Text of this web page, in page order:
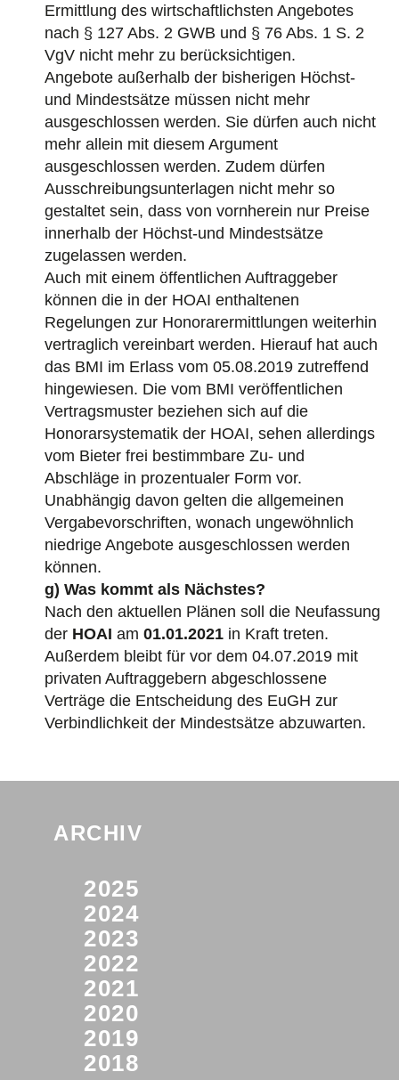
Ermittlung des wirtschaftlichsten Angebotes
nach § 127 Abs. 2 GWB und § 76 Abs. 1 S. 2
VgV nicht mehr zu berücksichtigen.
Angebote außerhalb der bisherigen Höchst-
und Mindestsätze müssen nicht mehr
ausgeschlossen werden. Sie dürfen auch nicht
mehr allein mit diesem Argument
ausgeschlossen werden. Zudem dürfen
Ausschreibungsunterlagen nicht mehr so
gestaltet sein, dass von vornherein nur Preise
innerhalb der Höchst-und Mindestsätze
zugelassen werden.
Auch mit einem öffentlichen Auftraggeber
können die in der HOAI enthaltenen
Regelungen zur Honorarermittlungen weiterhin
vertraglich vereinbart werden. Hierauf hat auch
das BMI im Erlass vom 05.08.2019 zutreffend
hingewiesen. Die vom BMI veröffentlichen
Vertragsmuster beziehen sich auf die
Honorarsystematik der HOAI, sehen allerdings
vom Bieter frei bestimmbare Zu- und
Abschläge in prozentualer Form vor.
Unabhängig davon gelten die allgemeinen
Vergabevorschriften, wonach ungewöhnlich
niedrige Angebote ausgeschlossen werden
können.
g) Was kommt als Nächstes?
Nach den aktuellen Plänen soll die Neufassung
der HOAI am 01.01.2021 in Kraft treten.
Außerdem bleibt für vor dem 04.07.2019 mit
privaten Auftraggebern abgeschlossene
Verträge die Entscheidung des EuGH zur
Verbindlichkeit der Mindestsätze abzuwarten.
ARCHIV
2025
2024
2023
2022
2021
2020
2019
2018